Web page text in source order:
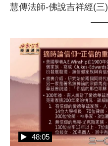
慧傳法師-佛說吉祥經(三)
48:05